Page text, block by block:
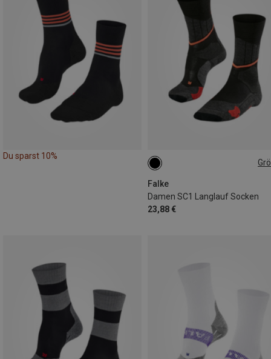
Du sparst 10%
Falke
Damen SC1 Langlauf Socken
23,88 €
35|36
41|42